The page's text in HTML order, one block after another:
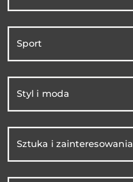
Sport
Styl i moda
Sztuka i zainteresowania